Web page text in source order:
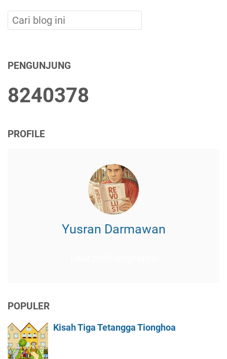
PENGUNJUNG
8240378
PROFILE
Yusran Darmawan
POPULER
Kisah Tiga Tetangga Tionghoa